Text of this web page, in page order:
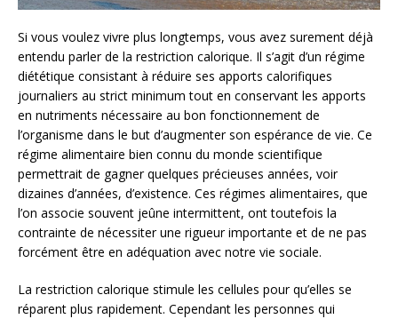
Si vous voulez vivre plus longtemps, vous avez surement déjà
entendu parler de la restriction calorique. Il s’agit d’un régime
diététique consistant à réduire ses apports calorifiques
journaliers au strict minimum tout en conservant les apports
en nutriments nécessaire au bon fonctionnement de
l’organisme dans le but d’augmenter son espérance de vie. Ce
régime alimentaire bien connu du monde scientifique
permettrait de gagner quelques précieuses années, voir
dizaines d’années, d’existence. Ces régimes alimentaires, que
l’on associe souvent jeûne intermittent, ont toutefois la
contrainte de nécessiter une rigueur importante et de ne pas
forcément être en adéquation avec notre vie sociale.
La restriction calorique stimule les cellules pour qu’elles se
réparent plus rapidement. Cependant les personnes qui